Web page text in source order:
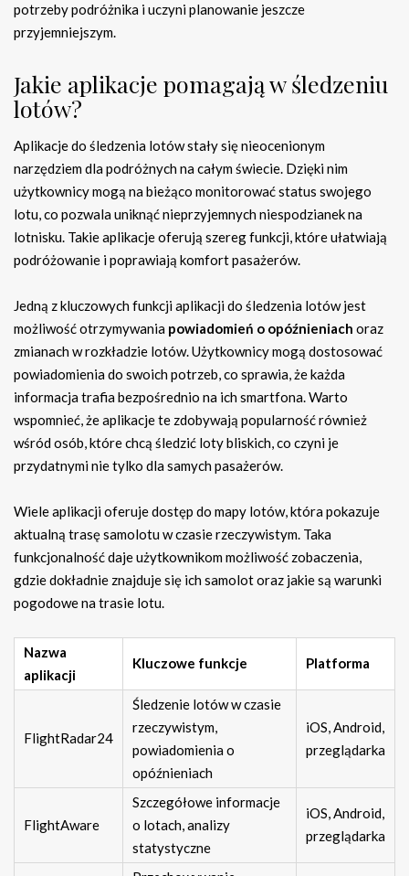
potrzeby podróżnika i uczyni planowanie jeszcze
przyjemniejszym.
Jakie aplikacje pomagają w śledzeniu
lotów?
Aplikacje do śledzenia lotów stały się nieocenionym
narzędziem dla podróżnych na całym świecie. Dzięki nim
użytkownicy mogą na bieżąco monitorować status swojego
lotu, co pozwala uniknąć nieprzyjemnych niespodzianek na
lotnisku. Takie aplikacje oferują szereg funkcji, które ułatwiają
podróżowanie i poprawiają komfort pasażerów.
Jedną z kluczowych funkcji aplikacji do śledzenia lotów jest
możliwość otrzymywania powiadomień o opóźnieniach oraz
zmianach w rozkładzie lotów. Użytkownicy mogą dostosować
powiadomienia do swoich potrzeb, co sprawia, że każda
informacja trafia bezpośrednio na ich smartfona. Warto
wspomnieć, że aplikacje te zdobywają popularność również
wśród osób, które chcą śledzić loty bliskich, co czyni je
przydatnymi nie tylko dla samych pasażerów.
Wiele aplikacji oferuje dostęp do mapy lotów, która pokazuje
aktualną trasę samolotu w czasie rzeczywistym. Taka
funkcjonalność daje użytkownikom możliwość zobaczenia,
gdzie dokładnie znajduje się ich samolot oraz jakie są warunki
pogodowe na trasie lotu.
Nazwa
aplikacji
Kluczowe funkcje Platforma
FlightRadar24
Śledzenie lotów w czasie
rzeczywistym,
powiadomienia o
opóźnieniach
iOS, Android,
przeglądarka
FlightAware
Szczegółowe informacje
o lotach, analizy
statystyczne
iOS, Android,
przeglądarka